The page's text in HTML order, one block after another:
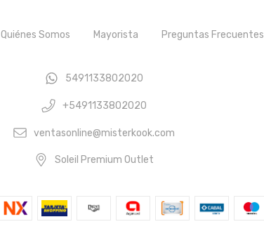
Quiénes Somos Mayorista Preguntas Frecuentes
5491133802020
+5491133802020
ventasonline@misterkook.com
Soleil Premium Outlet